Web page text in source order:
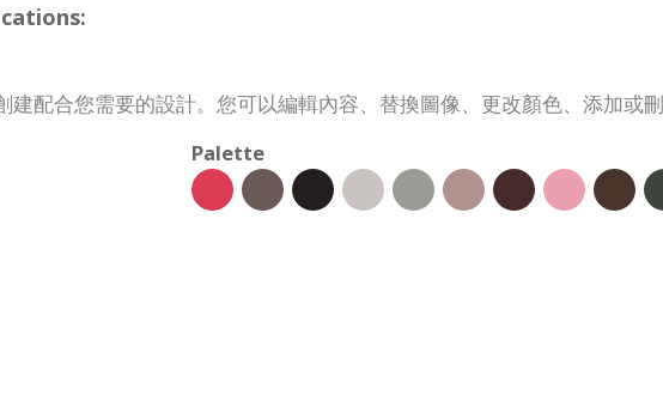
配合您需要的設計。您可以編輯內容、替換圖像、更改顏色、添加或刪
Palette